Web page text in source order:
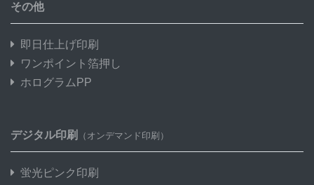
その他
即日仕上げ印刷
ワンポイント箔押し
ホログラムPP
デジタル印刷 （オンデマンド印刷）
蛍光ピンク印刷